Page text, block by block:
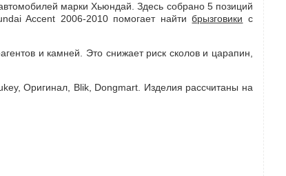
марки Хьюндай. Здесь собрано 5 позиций
Accent 2006-2010 помогает найтибрызговики с
и камней. Это снижает риск сколов и царапин,
Оригинал, Blik, Dongmart. Изделия рассчитаны на